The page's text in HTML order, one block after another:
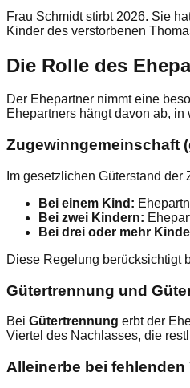
Frau Schmidt stirbt 2026. Sie
Kinder des verstorbenen
Die Rolle des
Der Ehepartner nimmt eine
Ehepartners hängt davon ab,
Zugewinngemeinschaft
Im gesetzlichen Güterstand
Bei einem Kind:
Bei zwei Kindern:
Bei drei oder mehr
Diese Regelung berücksichtigt
Gütertrennung und
Bei Gütertrennung erbt der
Viertel des Nachlasses, die
Alleinerbe bei fehlenden